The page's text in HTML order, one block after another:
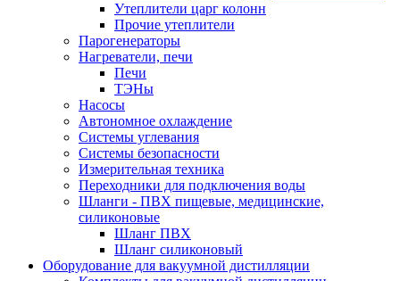
Утеплители царг колонн
Прочие утеплители
Парогенераторы
Нагреватели, печи
Печи
ТЭНы
Насосы
Автономное охлаждение
Системы углевания
Системы безопасности
Измерительная техника
Переходники для подключения воды
Шланги - ПВХ пищевые, медицинские,
силиконовые
Шланг ПВХ
Шланг силиконовый
Оборудование для вакуумной дистилляции